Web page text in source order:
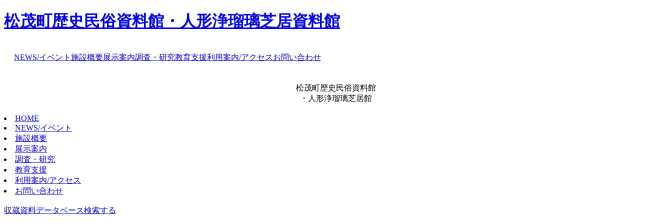
松茂町歴史民俗資料館・人形浄瑠璃芝居資料館
NEWS/イベント 施設概要展示案内調査・研究教育支援利用案内/アクセスお問い合わせ
松茂町歴史民俗資料館
・人形浄瑠璃芝居館
HOME
NEWS/イベント
施設概要
展示案内
調査・研究
教育支援
利用案内/アクセス
お問い合わせ
収蔵資料データベース検索する